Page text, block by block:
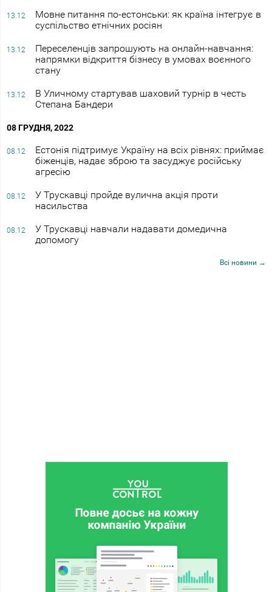
13.12
Мовне питання по-естонськи: як країна інтегрує в
суспільство етнічних росіян
13.12
Переселенців запрошують на онлайн-навчання:
напрямки відкриття бізнесу в умовах воєнного
стану
13.12
В Уличному стартував шаховий турнір в честь
Степана Бандери
08 ГРУДНЯ, 2022
08.12
Естонія підтримує Україну на всіх рівнях: приймає
біженців, надає зброю та засуджує російську
агресію
08.12
У Трускавці пройде вулична акція проти
насильства
08.12
У Трускавці навчали надавати домедична
допомогу
Всі новини →